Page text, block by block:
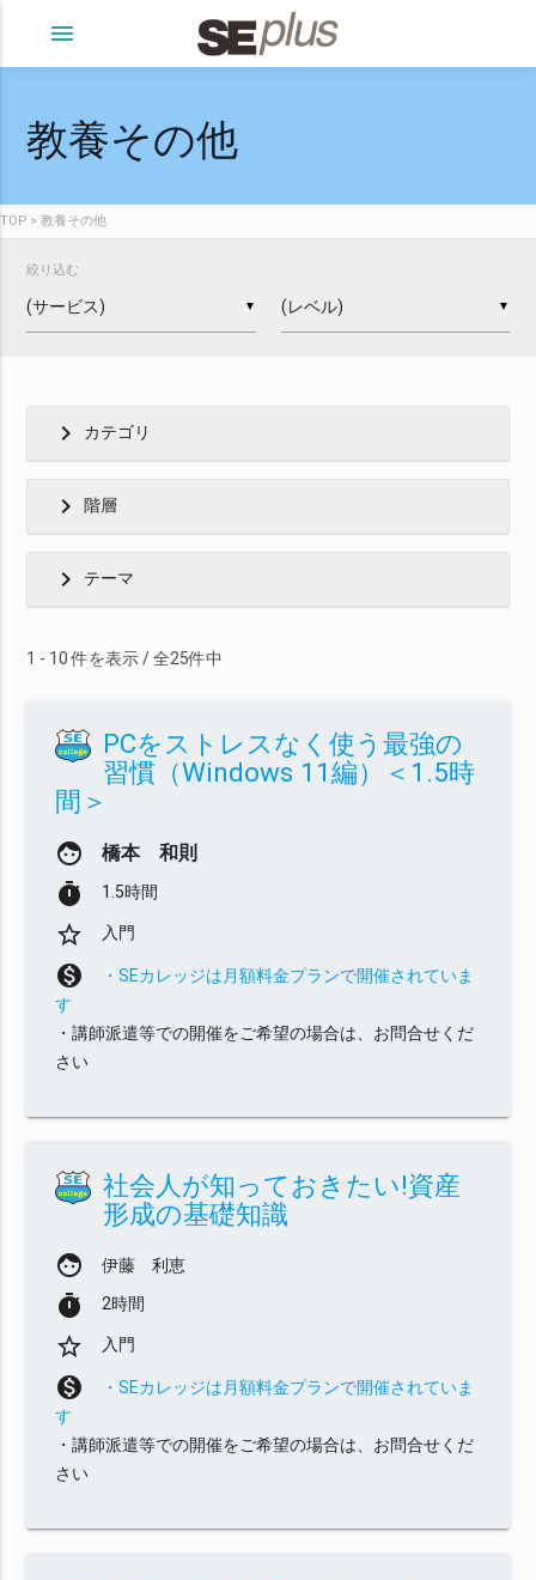
menu
教養その他
TOP 教養その他
絞り込む
▼ ▼
chevron_right カテゴリ
chevron_right 階層
chevron_right テーマ
1 - 10 件を表示 / 全25件中
PCをストレスなく使う最強の
習慣（Windows 11編）＜1.5時
間＞
face 橋本 和則
timer 1.5時間
star_border 入門
monetization_on
・SEカレッジは月額料金プランで開催されていま
す
・講師派遣等での開催をご希望の場合は、お問合せくだ
さい
社会人が知っておきたい!資産
形成の基礎知識
face 伊藤 利恵
timer 2時間
star_border 入門
monetization_on
・SEカレッジは月額料金プランで開催されていま
す
・講師派遣等での開催をご希望の場合は、お問合せくだ
さい